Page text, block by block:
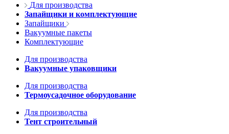
Для производства
Запайщики и комплектующие
Запайщики
Вакуумные пакеты
Комплектующие
Для производства
Вакуумные упаковщики
Для производства
Термоусадочное оборудование
Для производства
Тент строительный